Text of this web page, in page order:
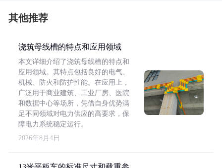
其他推荐
浇筑母线槽的特点和应用领域
本文详细介绍了浇筑母线槽的特点和
应用领域。其特点包括良好的电气、
机械、防火和防护性能。在应用上，
广泛用于商业建筑、工业厂房、医院
和数据中心等场所，凭借自身优势满
足不同领域对电力供应的高要求，保
障电力系统稳定运行。
2026年8月4日